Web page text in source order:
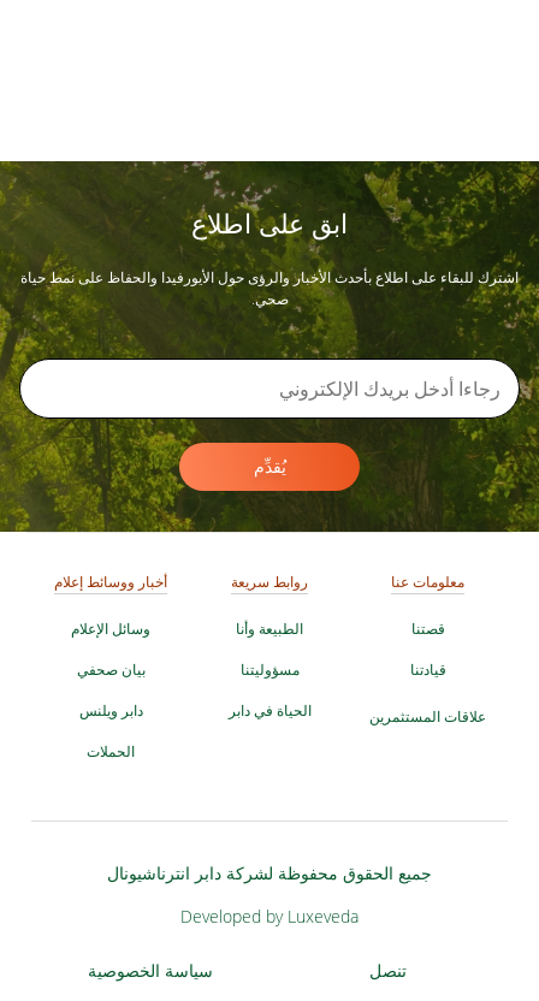
ابق على اطلاع
اشترك للبقاء على اطلاع بأحدث الأخبار والرؤى حول الأيورفيدا والحفاظ على نمط حياة
صحي.
يُقدِّم
معلومات عنا
قصتنا
قيادتنا
علاقات المستثمرين
روابط سريعة
الطبيعة وأنا
مسؤوليتنا
الحياة في دابر
أخبار ووسائط إعلام
وسائل الإعلام
بيان صحفي
دابر ويلنس
الحملات
جميع الحقوق محفوظة لشركة دابر انترناشيونال
Developed by Luxeveda
تنصل سياسة الخصوصية